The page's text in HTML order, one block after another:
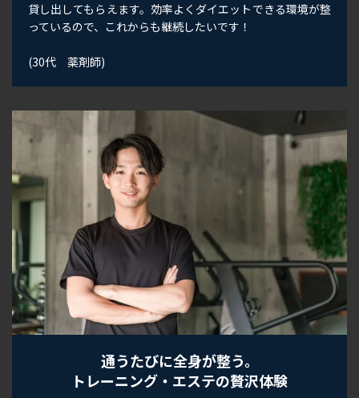
貸し出してもらえます。効率よくダイエットできる環境が整
っているので、これからも継続したいです！
(30代 薬剤師)
通うたびに全身が整う。
トレーニング・エステの贅沢体験